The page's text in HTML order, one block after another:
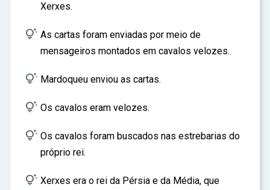
Xerxes.
 As cartas foram enviadas por meio de
mensageiros montados em cavalos velozes.
 Mardoqueu enviou as cartas.
 Os cavalos eram velozes.
 Os cavalos foram buscados nas estrebarias do
próprio rei.
 Xerxes era o rei da Pérsia e da Média, que